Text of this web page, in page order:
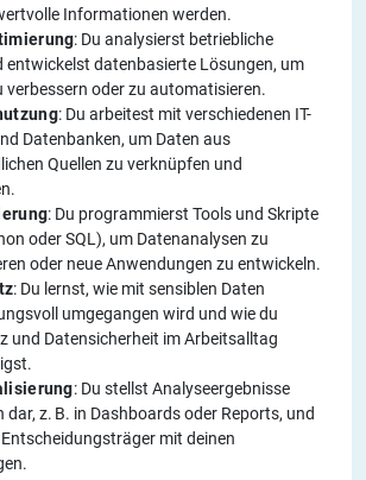
Informationen werden.
: Du analysierst betriebliche
entwickelst datenbasierte Lösungen, um
verbessern oder zu automatisieren.
: Du arbeitest mit verschiedenen IT-
Datenbanken, um Daten aus
Quellen zu verknüpfen und
: Du programmierst Tools und Skripte
oder SQL), um Datenanalysen zu
oder neue Anwendungen zu entwickeln.
: Du lernst, wie mit sensiblen Daten
umgegangen wird und wie du
und Datensicherheit im Arbeitsalltag
: Du stellst Analyseergebnisse
dar, z. B. in Dashboards oder Reports, und
mit deinen